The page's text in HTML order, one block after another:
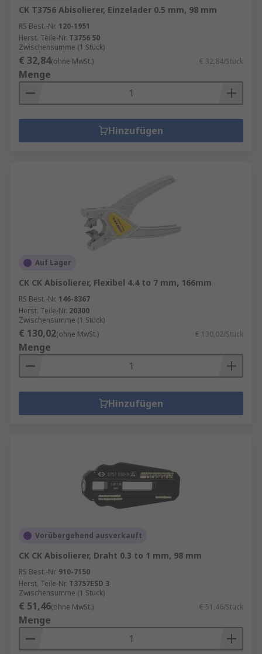
CK T3756 Abisolierer, Einzelader 0.5 mm, 98 mm
RS Best.-Nr. 120-1951
Herst. Teile-Nr. T3756 50
Zwischensumme (1 Stück)
€ 32,84(ohne MwSt.) € 32,84/Stück
Menge
Hinzufügen
Auf Lager
CK CK Abisolierer, Flexibel 4.4 to 7 mm, 166mm
RS Best.-Nr. 146-8367
Herst. Teile-Nr. 20300
Zwischensumme (1 Stück)
€ 130,02(ohne MwSt.) € 130,02/Stück
Menge
Hinzufügen
Vorübergehend ausverkauft
CK CK Abisolierer, Draht 0.3 to 1 mm, 98 mm
RS Best.-Nr. 910-7150
Herst. Teile-Nr. T3757ESD 3
Zwischensumme (1 Stück)
€ 51,46(ohne MwSt.) € 51,46/Stück
Menge